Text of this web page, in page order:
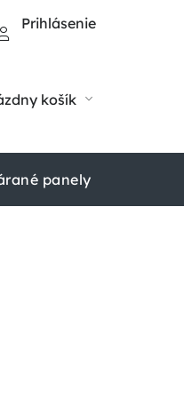
Prihlásenie
košík
panely